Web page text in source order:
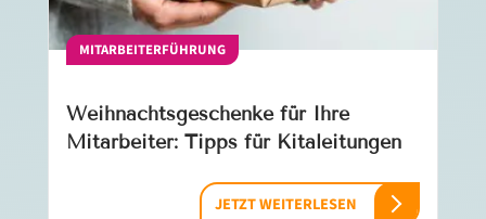
MITARBEITERFÜHRUNG
Weihnachtsgeschenke für Ihre
Mitarbeiter: Tipps für Kitaleitungen
JETZT WEITERLESEN